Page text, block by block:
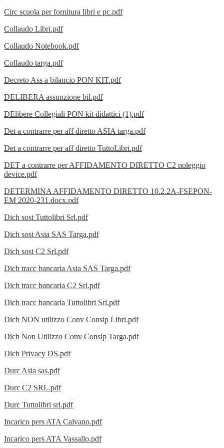
Circ scuola per fornitura libri e pc.pdf
Collaudo Libri.pdf
Collaudo Notebook.pdf
Collaudo targa.pdf
Decreto Ass a bilancio PON KIT.pdf
DELIBERA assunzione bil.pdf
DElibere Collegiali PON kit didattici (1).pdf
Det a contrarre per aff diretto ASIA targa.pdf
Det a contrarre per aff diretto TuttoLibri.pdf
DET a contrarre per AFFIDAMENTO DIRETTO C2 noleggio
device.pdf
DETERMINA AFFIDAMENTO DIRETTO 10.2.2A-FSEPON-
EM 2020-231.docx.pdf
Dich sost Tuttolibri Srl.pdf
Dich sost Asia SAS Targa.pdf
Dich sost C2 Srl.pdf
Dich tracc bancaria Asia SAS Targa.pdf
Dich tracc bancaria C2 Srl.pdf
Dich tracc bancaria Tuttolibri Srl.pdf
Dich NON utilizzo Conv Consip Libri.pdf
Dich Non Utilizzo Conv Consip Targa.pdf
Dich Privacy DS.pdf
Durc Asia sas.pdf
Durc C2 SRL.pdf
Durc Tuttolibri srl.pdf
Incarico pers ATA Calvano.pdf
Incarico pers ATA Vassallo.pdf